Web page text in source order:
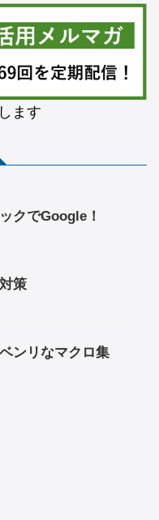
ます
クでGoogle！
策
ンリなマクロ集